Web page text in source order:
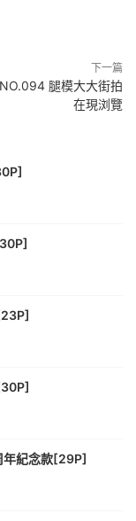
下一篇
腿模大大街拍
在現浏覽
年紀念款[29P]